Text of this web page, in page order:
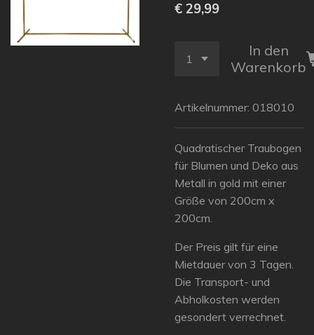
€ 29,99
In den
Warenkorb
Artikelnummer: 018010
Quadratischer Traubogen
für Blumen und Deko aus
Metall in gold mit einer
Größe von 200cm x
200cm.
Der Preis gilt für eine
Mietdauer von 3 Tagen.
Die Transport- und
Abholkosten werden
gesondert verrechnet.